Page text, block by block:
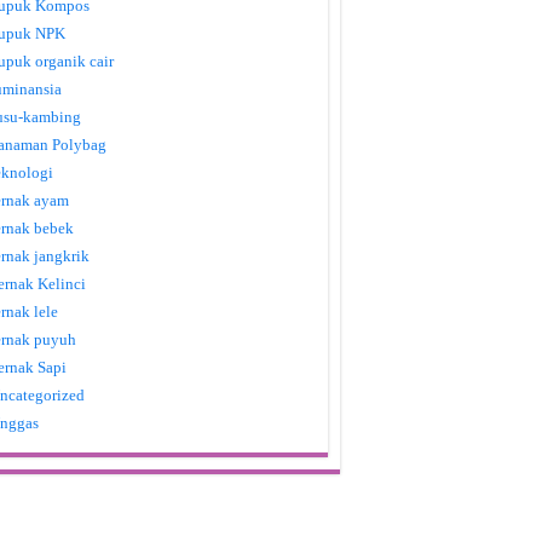
Kompos
NPK
organik cair
kambing
Polybag
ayam
bebek
jangkrik
Kelinci
lele
puyuh
Sapi